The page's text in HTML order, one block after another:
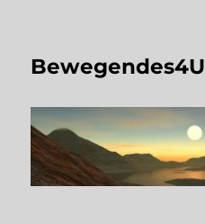
Bewegendes4U